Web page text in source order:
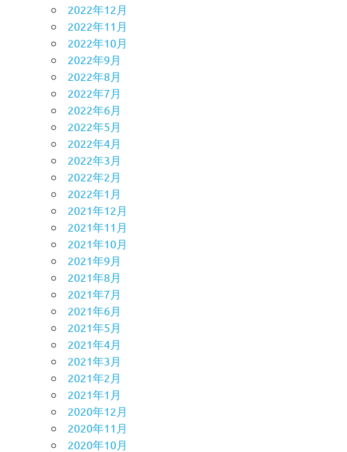
2022年12月
2022年11月
2022年10月
2022年9月
2022年8月
2022年7月
2022年6月
2022年5月
2022年4月
2022年3月
2022年2月
2022年1月
2021年12月
2021年11月
2021年10月
2021年9月
2021年8月
2021年7月
2021年6月
2021年5月
2021年4月
2021年3月
2021年2月
2021年1月
2020年12月
2020年11月
2020年10月